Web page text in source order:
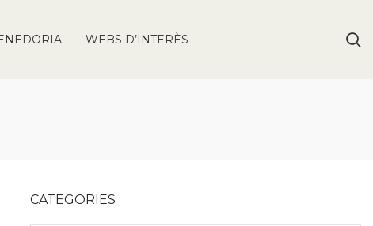
WEBS D’INTERÈS
CATEGORIES